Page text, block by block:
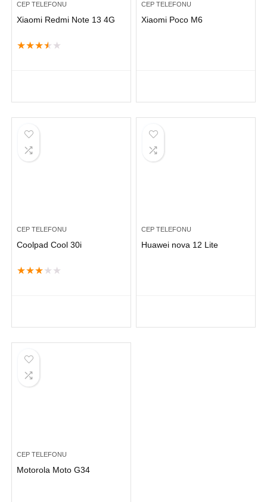
CEP TELEFONU
Xiaomi Redmi Note 13 4G
★★★★ ★
CEP TELEFONU
Xiaomi Poco M6
CEP TELEFONU
Coolpad Cool 30i
★★★ ★ ★
CEP TELEFONU
Huawei nova 12 Lite
CEP TELEFONU
Motorola Moto G34